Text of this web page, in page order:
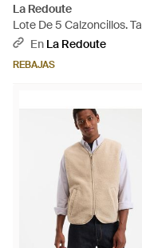
La Redoute
Lote De 5 Calzoncillos.
Color - Azul
En La Redoute
REBAJAS